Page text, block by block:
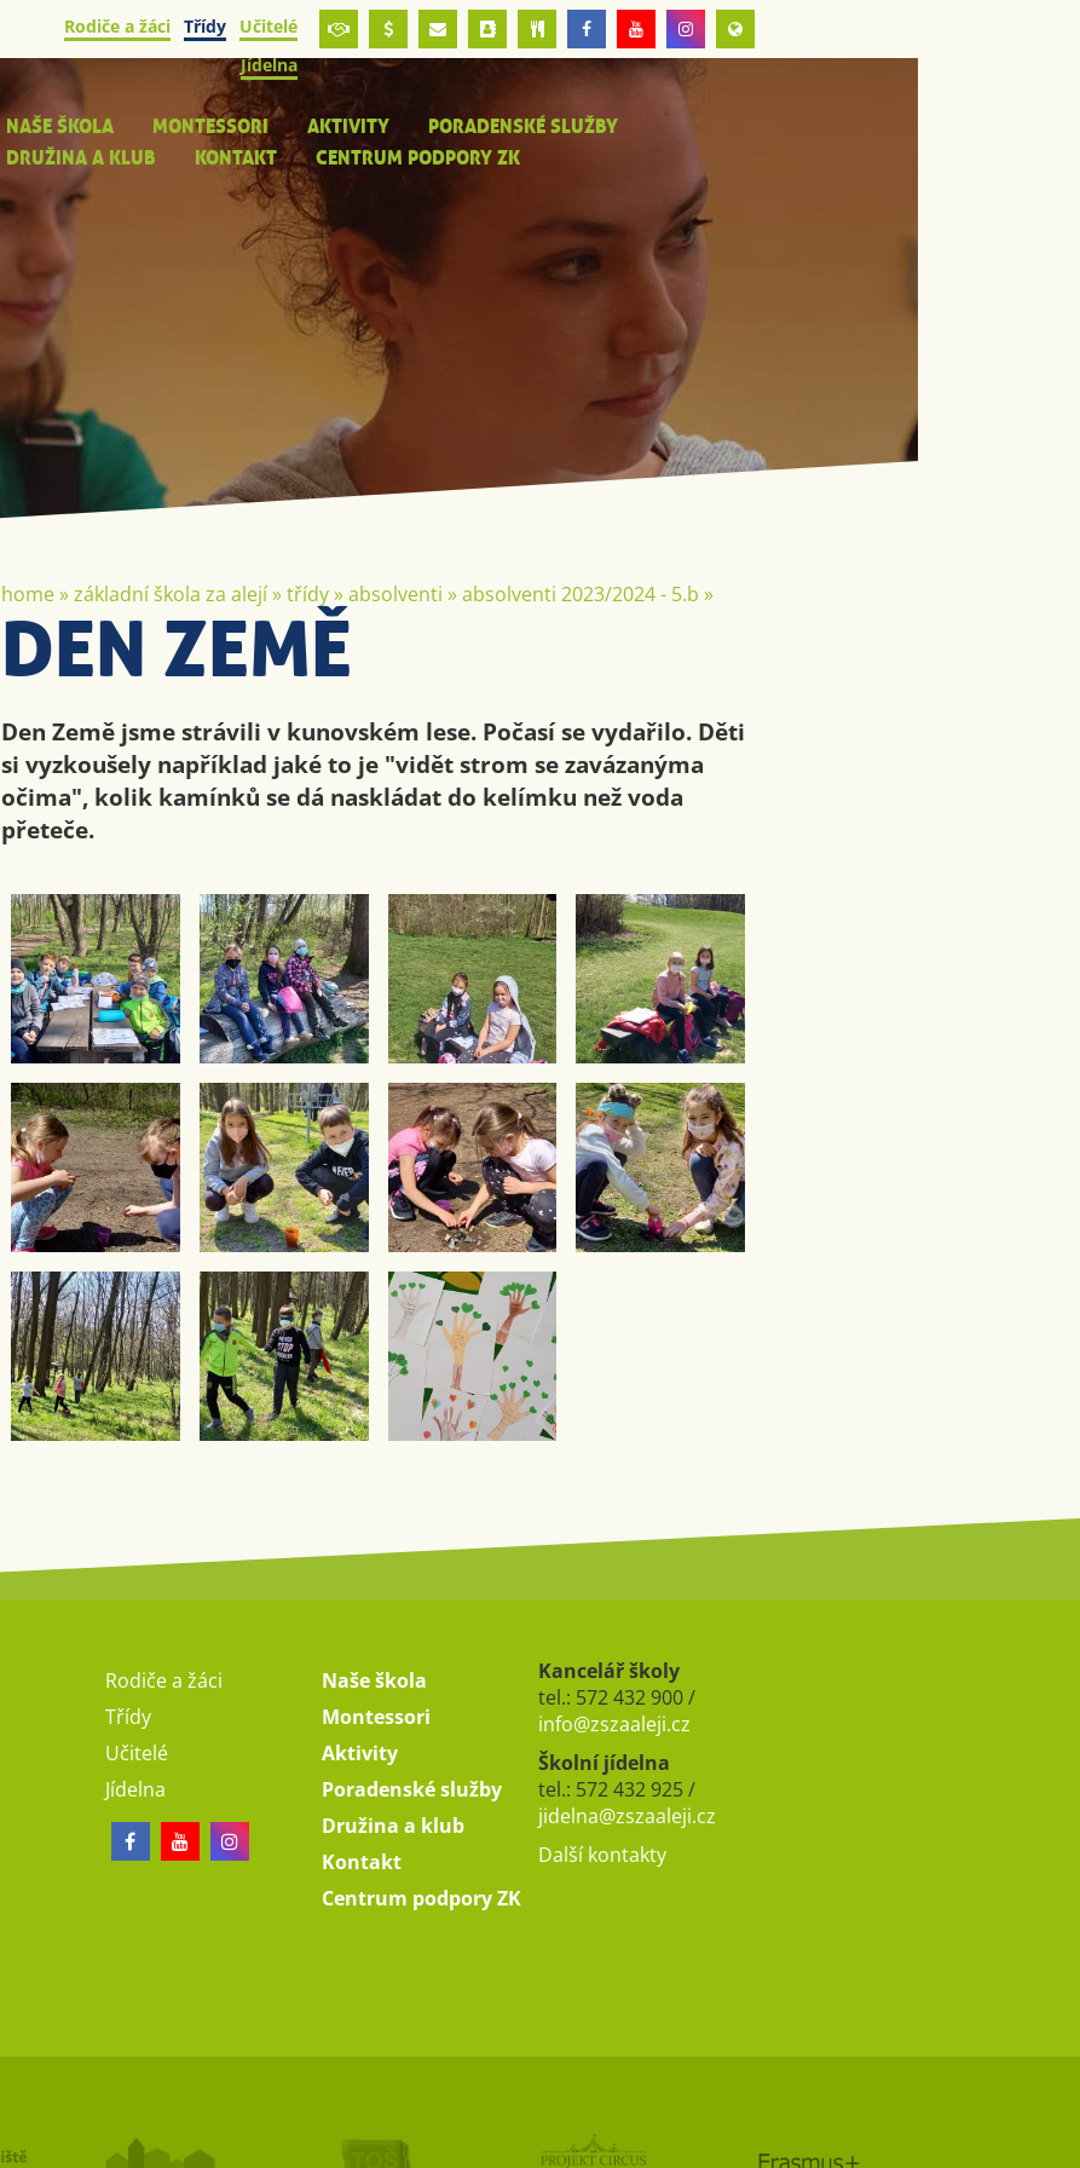
Rodiče a žáci Třídy
Učitelé
Jídelna
NAŠE ŠKOLA MONTESSORI AKTIVITY
PORADENSKÉ SLUŽBY
DRUŽINA A KLUB
KONTAKT CENTRUM PODPORY ZK
home»základní škola za alejí»třídy»absolventi »absolventi 2023/2024 - 5.b »
DEN ZEMĚ
Den Země jsme strávili v kunovském lese. Počasí se vydařilo. Děti
si vyzkoušely například jaké to je "vidět strom se zavázanýma
očima", kolik kamínků se dá naskládat do kelímku než voda
přeteče.
Rodiče a žáci
Třídy
Učitelé
Jídelna
Naše škola
Montessori
Aktivity
Poradenské služby
Družina a klub
Kontakt
Centrum podpory ZK
Kancelář školy
tel.: 572 432 900 /
info@zszaaleji.cz
Školní jídelna
tel.: 572 432 925 /
jidelna@zszaaleji.cz
Další kontakty